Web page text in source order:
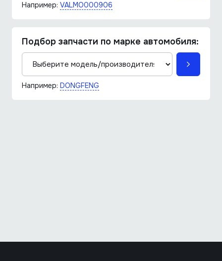
Например: VALMO000906
Подбор запчасти по марке автомобиля:
Например: DONGFENG